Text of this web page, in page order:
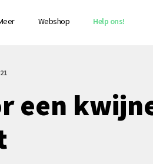
Webshop Help ons!
een